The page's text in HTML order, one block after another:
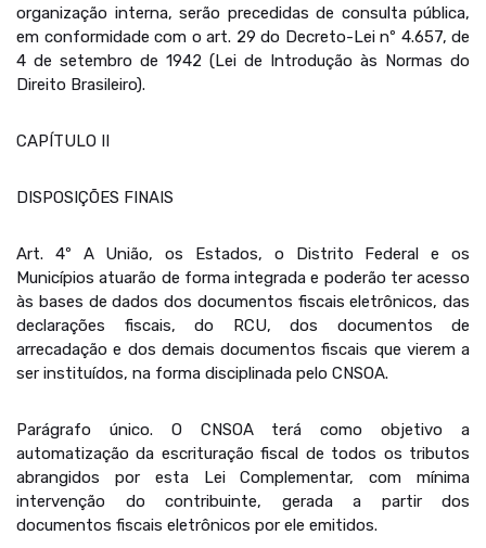
organização interna, serão precedidas de consulta pública,
em conformidade com o art. 29 do Decreto-Lei nº 4.657, de
4 de setembro de 1942 (Lei de Introdução às Normas do
Direito Brasileiro).
CAPÍTULO II
DISPOSIÇÕES FINAIS
Art. 4º A União, os Estados, o Distrito Federal e os
Municípios atuarão de forma integrada e poderão ter acesso
às bases de dados dos documentos fiscais eletrônicos, das
declarações fiscais, do RCU, dos documentos de
arrecadação e dos demais documentos fiscais que vierem a
ser instituídos, na forma disciplinada pelo CNSOA.
Parágrafo único. O CNSOA terá como objetivo a
automatização da escrituração fiscal de todos os tributos
abrangidos por esta Lei Complementar, com mínima
intervenção do contribuinte, gerada a partir dos
documentos fiscais eletrônicos por ele emitidos.